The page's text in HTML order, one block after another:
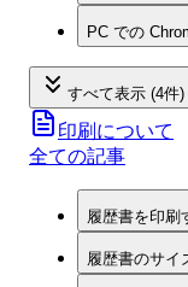
PC での
すべて表示 (4件)
印刷について
全ての記事
履歴書を印刷
履歴書のサイ